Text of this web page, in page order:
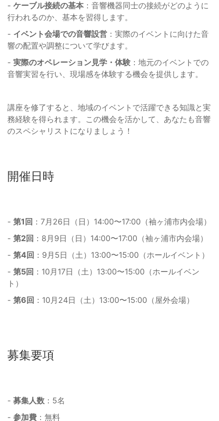
- ケーブル接続の基本 ：音響機器同士の接続がどのように
行われるのか、基本を習得します。
- イベント会場での音響設営 ：実際のイベントに向けた音
響の配置や調整について学びます。
- 実際のオペレーション見学・体験 ：地元のイベントでの
音響実習を行い、現場感を体験する機会を提供します。
講座を修了すると、地域のイベントで活躍できる知識と実
務経験を得られます。この機会を活かして、あなたも音響
のスペシャリストになりましょう！
開催日時
- 第1回 ：7月26日（日）14:00〜17:00（袖ヶ浦市内会場）
- 第2回 ：8月9日（日）14:00〜17:00（袖ヶ浦市内会場）
- 第4回 ：9月5日（土）13:00〜15:00（ホールイベント）
- 第5回 ：10月17日（土）13:00〜15:00（ホールイベン
ト）
- 第6回 ：10月24日（土）13:00〜15:00（屋外会場）
募集要項
- 募集人数 ：5名
- 参加費 ：無料